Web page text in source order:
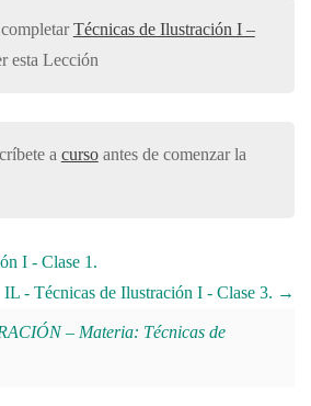
Técnicas de Ilustración I –
esta Lección
a cursoantes de comenzar la
I - Clase 1.
IL - Técnicas de Ilustración I - Clase 3.
– Materia: Técnicas de